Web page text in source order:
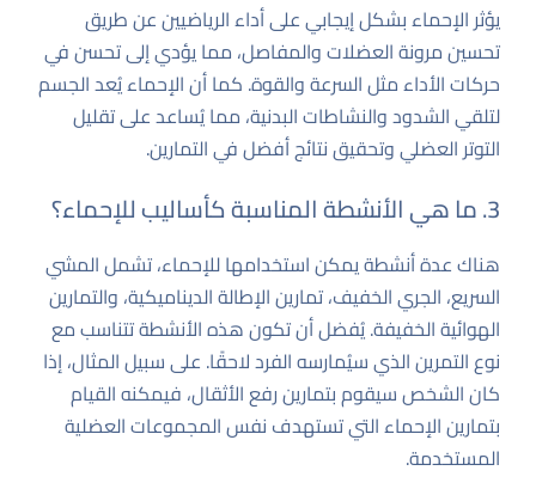
يؤثر الإحماء بشكل إيجابي على أداء الرياضيين عن طريق
تحسين مرونة العضلات والمفاصل، مما يؤدي إلى تحسن في
حركات الأداء مثل السرعة والقوة. كما أن الإحماء يُعد الجسم
لتلقي الشدود والنشاطات البدنية، مما يُساعد على تقليل
التوتر العضلي وتحقيق نتائج أفضل في التمارين.
3. ما هي الأنشطة المناسبة كأساليب للإحماء؟
هناك عدة أنشطة يمكن استخدامها للإحماء، تشمل المشي
السريع، الجري الخفيف، تمارين الإطالة الديناميكية، والتمارين
الهوائية الخفيفة. يُفضل أن تكون هذه الأنشطة تتناسب مع
نوع التمرين الذي سيُمارسه الفرد لاحقًا. على سبيل المثال، إذا
كان الشخص سيقوم بتمارين رفع الأثقال، فيمكنه القيام
بتمارين الإحماء التي تستهدف نفس المجموعات العضلية
المستخدمة.